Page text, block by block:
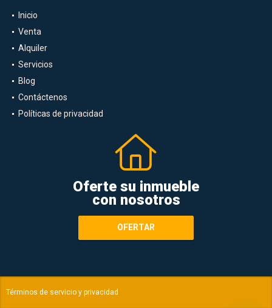
Inicio
Venta
Alquiler
Servicios
Blog
Contáctenos
Políticas de privacidad
Oferte su inmueble
con nosotros
OFERTAR
Términos de servicio y privacidad